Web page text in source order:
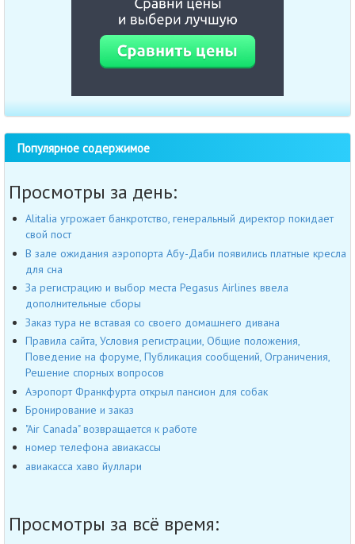
Популярное содержимое
Просмотры за день:
Alitalia угрожает банкротство, генеральный директор покидает
свой пост
В зале ожидания аэропорта Абу-Даби появились платные кресла
для сна
За регистрацию и выбор места Pegasus Airlines ввела
дополнительные сборы
Заказ тура не вставая со своего домашнего дивана
Правила сайта, Условия регистрации, Общие положения,
Поведение на форуме, Публикация сообщений, Ограничения,
Решение спорных вопросов
Аэропорт Франкфурта открыл пансион для собак
Бронирование и заказ
"Air Canada" возвращается к работе
номер телефона авиакассы
авиакасса хаво йуллари
Просмотры за всё время: